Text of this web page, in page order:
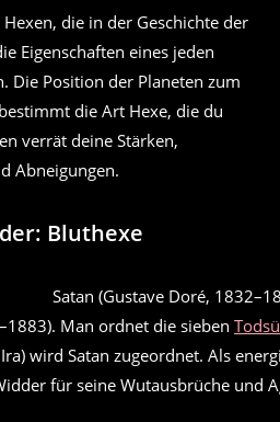
die in der Geschichte der
Eigenschaften eines jeden
Die Position der Planeten zum
die Art Hexe, die du
verrät deine Stärken,
Abneigungen.
Bluthexe
Man ordnet die sieben
wird Satan zugeordnet. Als
für seine Wutausbrüche und